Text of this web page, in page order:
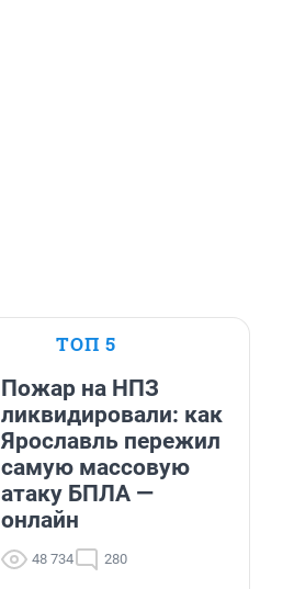
ТОП 5
Пожар на НПЗ
ликвидировали: как
Ярославль пережил
самую массовую
атаку БПЛА —
онлайн
48 734 280